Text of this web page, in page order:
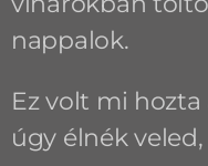
nappalok.
Ez volt mi
úgy élnék